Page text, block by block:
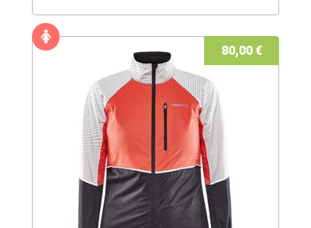
80,00 €